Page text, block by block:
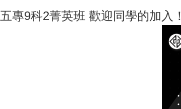
五專9科2菁英班 歡迎同學的加入！